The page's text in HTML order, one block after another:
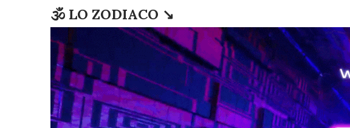
🕉 LO ZODIACO ↘️